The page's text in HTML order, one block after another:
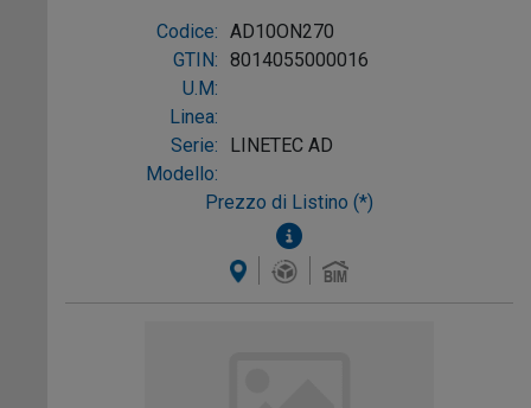
OTT. NAT.
Codice: AD10ON270
GTIN: 8014055000016
U.M:
Linea:
Serie:
LINETEC AD
Modello:
Prezzo di Listino (*)